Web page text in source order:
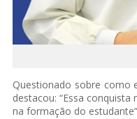
Questionado sobre como
destacou: “Essa
na formação do